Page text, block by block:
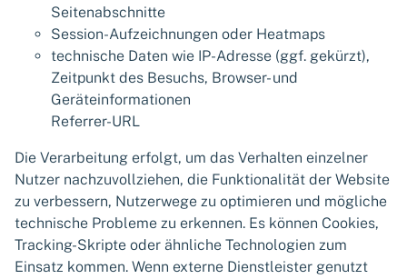
Seitenabschnitte
Session-Aufzeichnungen oder Heatmaps
technische Daten wie IP-Adresse (ggf. gekürzt),
Zeitpunkt des Besuchs, Browser- und
Geräteinformationen
Referrer-URL
Die Verarbeitung erfolgt, um das Verhalten einzelner
Nutzer nachzuvollziehen, die Funktionalität der Website
zu verbessern, Nutzerwege zu optimieren und mögliche
technische Probleme zu erkennen. Es können Cookies,
Tracking-Skripte oder ähnliche Technologien zum
Einsatz kommen. Wenn externe Dienstleister genutzt